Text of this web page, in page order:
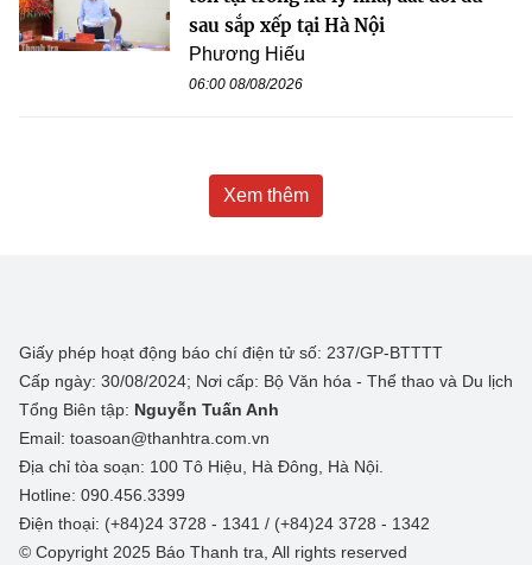
sau sắp xếp tại Hà Nội
Phương Hiếu
06:00 08/08/2026
Xem thêm
Giấy phép hoạt động báo chí điện tử số: 237/GP-BTTTT
Cấp ngày: 30/08/2024; Nơi cấp: Bộ Văn hóa - Thể thao và Du lịch
Tổng Biên tập: Nguyễn Tuấn Anh
Email: toasoan@thanhtra.com.vn
Địa chỉ tòa soạn: 100 Tô Hiệu, Hà Đông, Hà Nội.
Hotline: 090.456.3399
Điện thoại: (+84)24 3728 - 1341 / (+84)24 3728 - 1342
© Copyright 2025 Báo Thanh tra, All rights reserved